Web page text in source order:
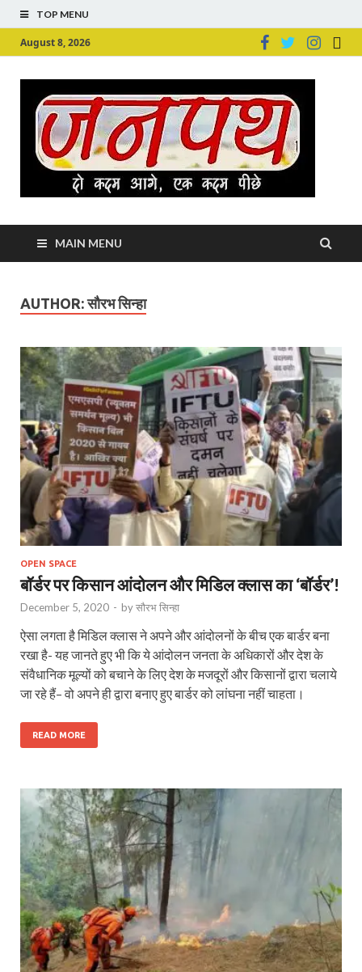
TOP MENU
August 8, 2026
MAIN MENU
AUTHOR:सौरभ सिन्हा
OPEN SPACE
बॉर्डर पर किसान आंदोलन और मिडिल क्लास का ‘बॉर्डर’!
December 5, 2020 - byसौरभ सिन्हा
ऐसा लगता है मिडिल क्लास ने अपने और आंदोलनों के बीच एक बार्डर बना
रखा है- यह जानते हुए भी कि ये आंदोलन जनता के अधिकारों और देश के
संवैधानिक मूल्यों को बचाने के लिए देश के मजदूरों और किसानों द्वारा चलाये
जा रहे हैं– वो अपने ही द्वारा बनाए हुए बार्डर को लांघना नहीं चाहता।
READ MORE